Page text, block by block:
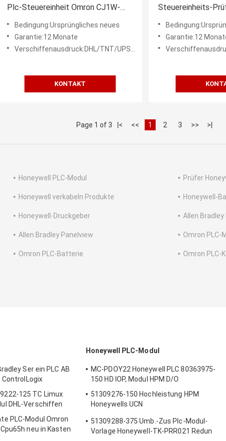
Plc-Steuereinheit Omron CJ1W-
PA205R 100-240
Bedingung:Ursprüngliches neues
Garantie:12 Monate
Verschiffenausdruck:DHL/TNT/UPS/FEDEX etc.
KONTAKT
Steuereinheits-
Einheit MANTEL
Einheit
Garantie:12
Page 1 of 3 |< << 1 2 3 >> >|
Honeywell PLC-Modul Prüfer
Honeywell verkabeln Produkte Honeywell-
Honeywell-Druckgeber Allen Bradley
Allen Bradley Panelview Omron PLC-
Omron PLC-Batterie Omron PLC-
Ser ein PLC AB
ControlLogix
125 TC Limux
DHL-Verschiffen
PLC-Modul Omron
neu in Kasten
Honeywell PLC-Modul
MC-PDOY22 Honeywell PLC 80363975-
150 HD IOP, Modul HPM D/O
51309276-150 Hochleistung HPM
Honeywells UCN
51309288-375 Umb.-Zus Plc-Modul-
Vorlage Honeywell-TK-PRR021 Redun